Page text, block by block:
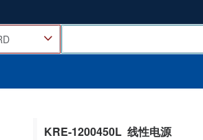
KRE-1200450L 线性电源